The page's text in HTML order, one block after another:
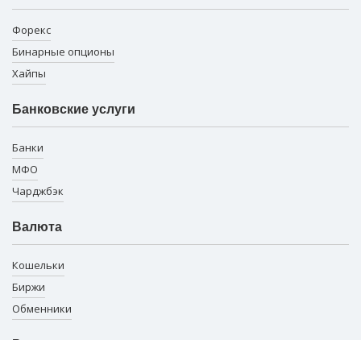
Форекс
Бинарные опционы
Хайпы
Банковские услуги
Банки
МФО
Чарджбэк
Валюта
Кошельки
Биржи
Обменники